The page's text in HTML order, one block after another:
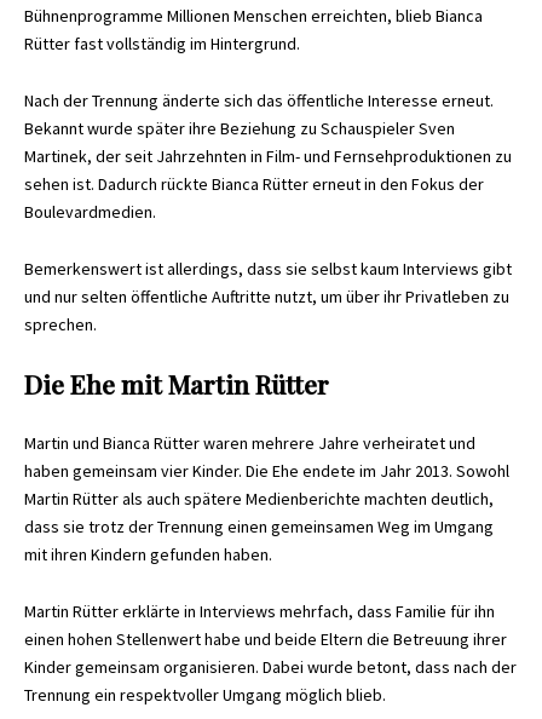
Bühnenprogramme Millionen Menschen erreichten, blieb Bianca
Rütter fast vollständig im Hintergrund.
Nach der Trennung änderte sich das öffentliche Interesse erneut.
Bekannt wurde später ihre Beziehung zu Schauspieler Sven
Martinek, der seit Jahrzehnten in Film- und Fernsehproduktionen zu
sehen ist. Dadurch rückte Bianca Rütter erneut in den Fokus der
Boulevardmedien.
Bemerkenswert ist allerdings, dass sie selbst kaum Interviews gibt
und nur selten öffentliche Auftritte nutzt, um über ihr Privatleben zu
sprechen.
Die Ehe mit Martin Rütter
Martin und Bianca Rütter waren mehrere Jahre verheiratet und
haben gemeinsam vier Kinder. Die Ehe endete im Jahr 2013. Sowohl
Martin Rütter als auch spätere Medienberichte machten deutlich,
dass sie trotz der Trennung einen gemeinsamen Weg im Umgang
mit ihren Kindern gefunden haben.
Martin Rütter erklärte in Interviews mehrfach, dass Familie für ihn
einen hohen Stellenwert habe und beide Eltern die Betreuung ihrer
Kinder gemeinsam organisieren. Dabei wurde betont, dass nach der
Trennung ein respektvoller Umgang möglich blieb.